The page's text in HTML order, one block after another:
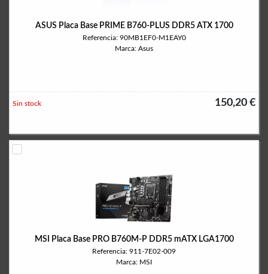
ASUS Placa Base PRIME B760-PLUS DDR5 ATX 1700
Referencia: 90MB1EF0-M1EAY0
Marca: Asus
150,20 €
Sin stock
MSI Placa Base PRO B760M-P DDR5 mATX LGA1700
Referencia: 911-7E02-009
Marca: MSI